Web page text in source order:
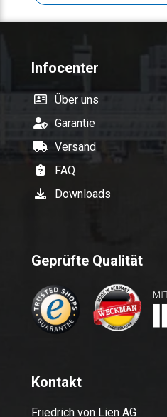
Infocenter
Über uns
Garantie
Versand
FAQ
Downloads
Geprüfte Qualität
Kontakt
Friedrich von Lien AG